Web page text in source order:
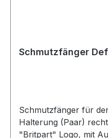
Schmutzfänger
Schmutzfänger für
Halterung (Paar)
"Britpart" Logo, mit